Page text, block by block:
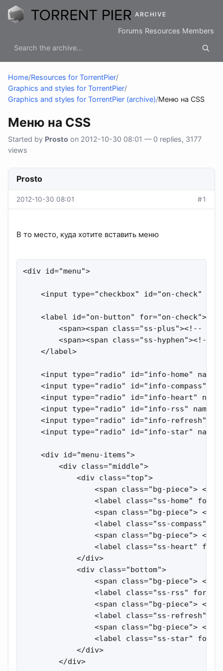
ARCHIVE
Forums Resources Members
Home/Resources for TorrentPier/
Graphics and styles for TorrentPier/
Graphics and styles for TorrentPier (archive)/Меню на CSS
Меню на CSS
Started by Prosto on 2012-10-30 08:01 — 0 replies, 3177
views
Prosto
2012-10-30 08:01 #1
В то место, куда хотите вставить меню
<div id="menu">
<input type="checkbox" id="on-check"
    <label id="on-button" for="on-check">
<span><span class="ss-plus"><!--
<span><span class="ss-hyphen"><!--
    </label>
<input type="radio" id="info-home"
<input type="radio" id="info-compass"
<input type="radio" id="info-heart"
<input type="radio" id="info-rss"
<input type="radio" id="info-refresh"
<input type="radio" id="info-star"
    <div id="menu-items">
        <div class="middle">
            <div class="top">
<span class="bg-piece"> </
<label class="ss-home"
<span class="bg-piece"> </
<label class="ss-compass"
<span class="bg-piece"> </
<label class="ss-heart"
            </div>
            <div class="bottom">
<span class="bg-piece"> </
<label class="ss-rss"
<span class="bg-piece"> </
<label class="ss-refresh"
<span class="bg-piece"> </
<label class="ss-star"
            </div>
        </div>